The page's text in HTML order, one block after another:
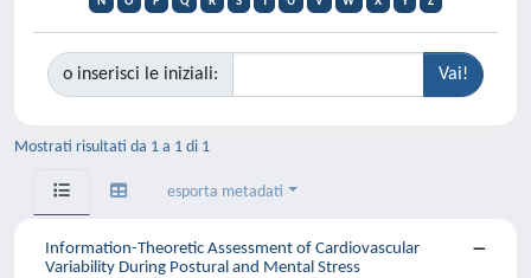
o inserisci le iniziali:
Mostrati risultati da 1 a 1 di 1
esporta metadati
Information-Theoretic Assessment of Cardiovascular
Variability During Postural and Mental Stress